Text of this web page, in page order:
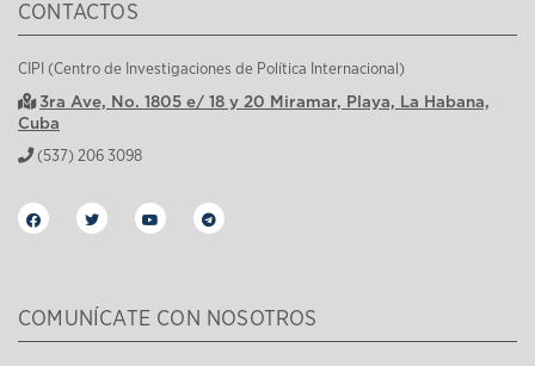
CONTACTOS
CIPI (Centro de Investigaciones de Política Internacional)
3ra Ave, No. 1805 e/ 18 y 20 Miramar, Playa, La Habana,
Cuba
(537) 206 3098
COMUNÍCATE CON NOSOTROS